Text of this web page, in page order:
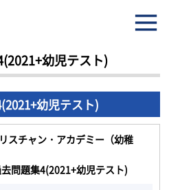
4(2021+幼児テスト)
幼児テスト)
幼児テスト)
スチャン・アカデミー（幼稚
問題集4(2021+幼児テスト)